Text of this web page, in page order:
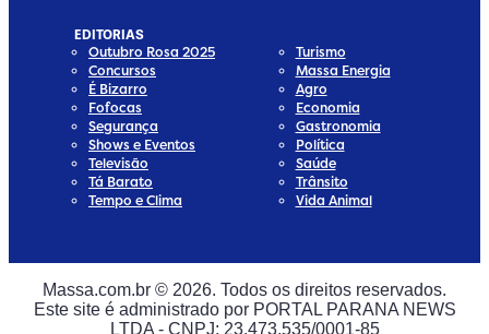
Media
Media
Media
EDITORIAS
Outubro Rosa 2025
Concursos
É Bizarro
Fofocas
Segurança
Shows e Eventos
Televisão
Tá Barato
Tempo e Clima
Turismo
Massa Energia
Agro
Economia
Gastronomia
Política
Saúde
Trânsito
Vida Animal
Massa.com.br © 2026. Todos os direitos reservados.
Este site é administrado por PORTAL PARANA NEWS
LTDA - CNPJ: 23.473.535/0001-85